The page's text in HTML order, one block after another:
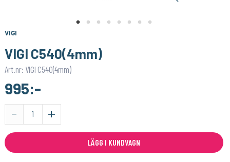
VIGI
VIGI C540(4mm)
Art.nr: VIGI C540(4mm)
995:-
-
+
LÄGG I KUNDVAGN